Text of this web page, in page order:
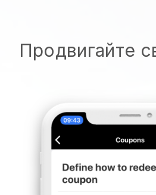
Продвигайте